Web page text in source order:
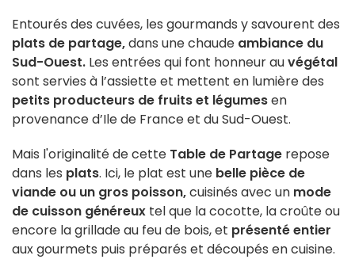
Entourés des cuvées, les gourmands y savourent des
plats de partage,dans une chaude ambiance du
Sud-Ouest. Les entrées qui font honneur auvégétal
sont servies à l’assiette et mettent en lumière des
petits producteurs de fruits et légumesen
provenance d’Ile de France et du Sud-Ouest.
Mais l'originalité de cette Table de Partage repose
dans les plats. Ici, le plat est une belle pièce de
viande ou un gros poisson,cuisinés avec un mode
de cuisson généreux tel que la cocotte, la croûte ou
encore la grillade au feu de bois, et présenté entier
aux gourmets puis préparés et découpés en cuisine.